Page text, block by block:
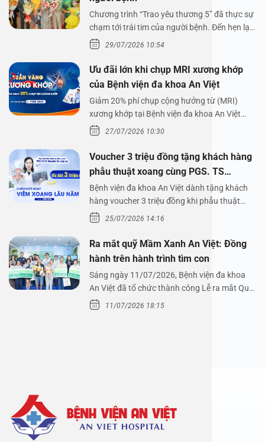
Chương trình “Trao yêu thương 5” đã thực sự
chạm tới trái tim của người bệnh. Đến hẹn lại
lên,…29/07/2026 10:54
Ưu đãi lớn khi chụp MRI xương khớp
của Bệnh viện đa khoa An Việt
Giảm 20% phí chụp cộng hưởng từ (MRI)
xương khớp tại Bệnh viện đa khoa An Việt
Bệnh viện đa…
27/07/2026 10:30
Voucher 3 triệu đồng tặng khách hàng
phẫu thuật xoang cùng PGS. TS
Nguyễn Thị Hoài An
Bệnh viện đa khoa An Việt dành tặng khách
hàng voucher 3 triệu đồng khi phẫu thuật
xoang cùng PGS.…
25/07/2026 14:16
Ra mắt quỹ Mầm Xanh An Việt: Đồng
hành trên hành trình tìm con
Sáng ngày 11/07/2026, Bệnh viện đa khoa
An Việt đã tổ chức thành công Lễ ra mắt Quỹ
Mầm Xanh…
11/07/2026 18:15